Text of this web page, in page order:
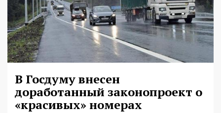
В Госдуму внесен
доработанный законопроект о
«красивых» номерах